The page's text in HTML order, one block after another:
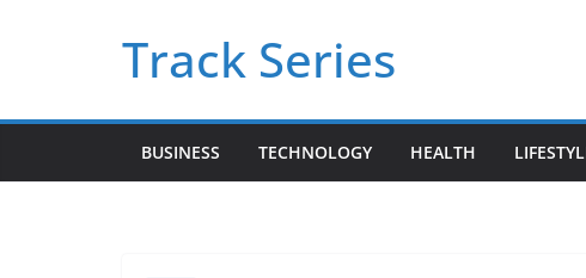
Track Series
BUSINESS TECHNOLOGY HEALTH